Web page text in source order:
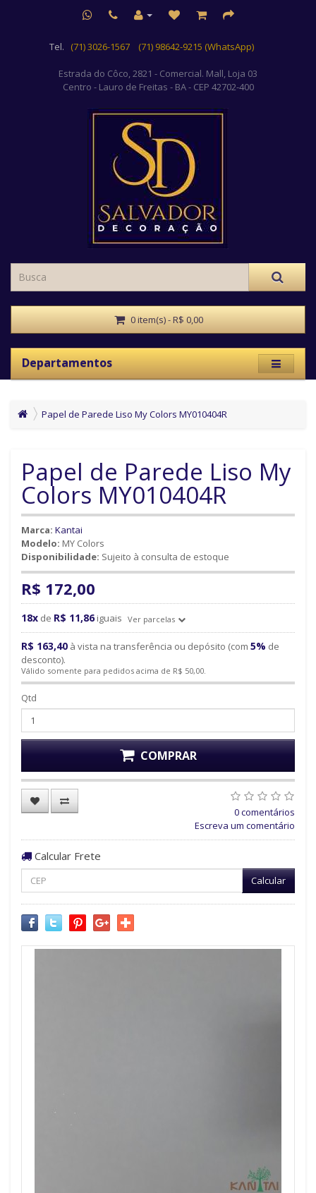
Tel. (71) 3026-1567 (71) 98642-9215 (WhatsApp)
Estrada do Côco, 2821 - Comercial. Mall, Loja 03
Centro - Lauro de Freitas - BA - CEP 42702-400
0 item(s) - R$ 0,00
Departamentos
Papel de Parede Liso My Colors MY010404R
Papel de Parede Liso My
Colors MY010404R
Marca: Kantai
Modelo: MY Colors
Disponibilidade: Sujeito à consulta de estoque
R$ 172,00
18x de R$ 11,86 iguais Ver parcelas
R$ 163,40 à vista na transferência ou depósito (com 5% de
desconto).
Válido somente para pedidos acima de R$ 50,00.
Qtd
COMPRAR
0 comentários
Escreva um comentário
Calcular Frete
Calcular